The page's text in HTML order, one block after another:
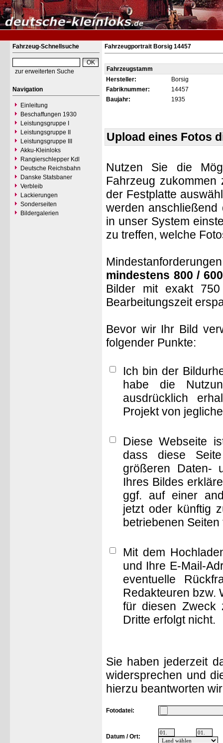
Fahrzeug-Schnellsuche
zur erweiterten Suche
Navigation
Einleitung
Beschaffungen 1930
Leistungsgruppe I
Leistungsgruppe II
Leistungsgruppe III
Akku-Kleinloks
Rangierschlepper Kdl
Deutsche Reichsbahn
Danske Statsbaner
Verbleib
Lackierungen
Sonderseiten
Bildergalerien
Fahrzeugportrait Borsig 14457
Fahrzeugstamm
Hersteller:
Borsig
Fabriknummer:
14457
Baujahr:
1935
Upload eines Fotos
Nutzen Sie die
Fahrzeug
der Festplatte
werden anschließend
in unser System
zu treffen, welche
mindestens 800 /
Bilder mit exakt
Bearbeitungszeit
Bevor wir Ihr Bild
folgender Punkte:
Ich bin der
habe die
ausdrücklich
Projekt von
Diese Webseite
dass diese
größeren Daten-
Ihres Bildes
ggf. auf einer
jetzt oder künftig
betriebenen
Mit dem
und Ihre E-Mail-
eventuelle
Redakteuren bzw.
für diesen Zweck
Dritte erfolgt nicht.
Sie haben jederzeit
widersprechen und
hierzu beantworten
Fotodatei:
Datum / Ort: